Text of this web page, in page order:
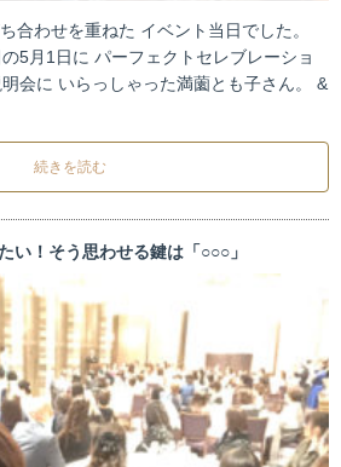
合わせを重ねた イベント当日でした。
5月1日に パーフェクトセレブレーショ
会に いらっしゃった満薗とも子さん。 &
続きを読む
い！そう思わせる鍵は「○○○」